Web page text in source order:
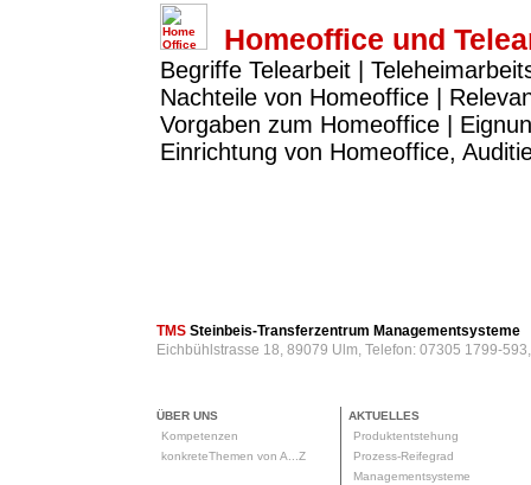
Homeoffice und
Begriffe Telearbeit |
Nachteile von Homeoffice |
Vorgaben zum Homeoffice |
Einrichtung von Homeoffice,
TMS Steinbeis-Transferzentrum Managementsysteme
Eichbühlstrasse 18, 89079 Ulm, Telefon: 07305 1799-
ÜBER UNS
Kompetenzen
konkreteThemen von A...Z
AKTUELLES
Produktentstehung
Prozess-Reifegrad
Managementsysteme